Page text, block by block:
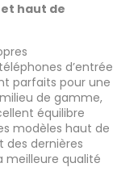
haut de
d’entrée
parfaits pour une
de gamme,
équilibre
modèles haut de
dernières
meilleure qualité